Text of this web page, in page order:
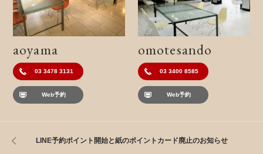
aoyama
03 3478 3131
Web予約
omotesando
03 3400 8585
Web予約
LINE予約ポイント開始と紙のポイントカード廃止のお知らせ